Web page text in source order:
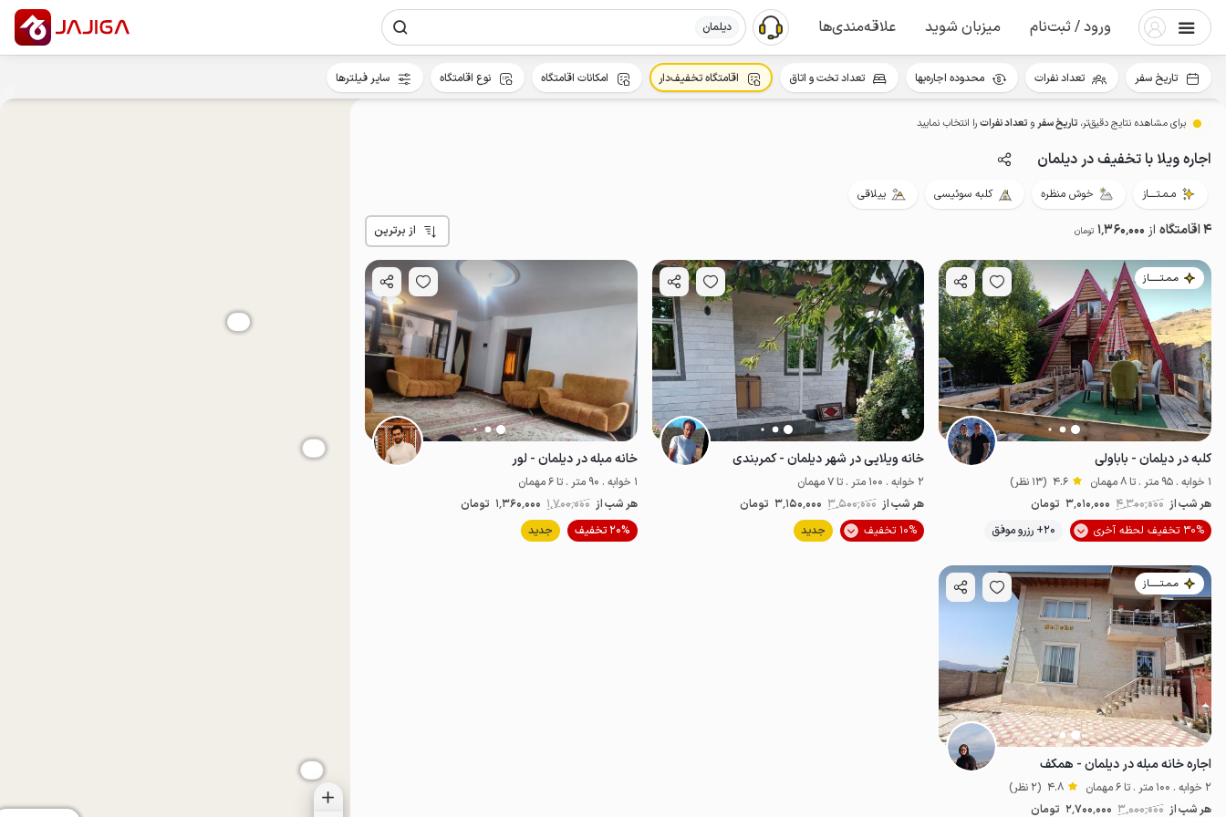
ورود / ثبت‌نام میزبان شوید علاقه‌مندی‌ها دیلمان
برای مشاهده نتایج دقیق‌تر، تاریخ سفرو تعداد نفراترا انتخاب نمایید
اجاره ویلا با تخفیف در دیلمان
مـمـتــــاز خوش منظره کلبه سوئیسی ییلاقی
4 اقامتگاه از 1٬360٬000 تومان از برترین
مـمـتــــــاز
کلبه در دیلمان - باباولی
1 خوابه . 95 متر . تا 8 مهمان 4.6 (13 نظر)
هر شب از 4٬300٬000 3٬010٬000 تومان
30% تخفیف لحظه آخری
20+ رزرو موفق خوش منظره موقعیت در نقشه
خانه ویلایی در شهر دیلمان - کمربندی
2 خوابه . 100 متر . تا 7 مهمان
هر شب از 3٬500٬000 3٬150٬000 تومان
10% تخفیف
جدید موقعیت در نقشه
خانه مبله در دیلمان - لور
1 خوابه . 90 متر . تا 6 مهمان
هر شب از 1٬700٬000 1٬360٬000 تومان
20% تخفیف
جدید
مـمـتــــــاز
اجاره خانه مبله در دیلمان - همکف
2 خوابه . 100 متر . تا 6 مهمان 4.8 (2 نظر)
هر شب از 3٬000٬000 2٬700٬000 تومان
تاریخ سفر تعداد نفرات محدوده اجاره‌بها تعداد تخت و اتاق اقامتگاه تخفیف‌دار امکانات اقامتگاه نوع اقامتگاه سایر فیلترها